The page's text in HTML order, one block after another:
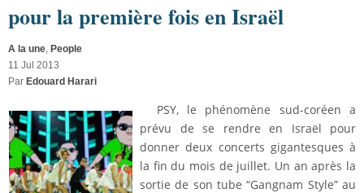
pour la première fois en Israël
A la une, People
11 Jul 2013
Par Edouard Harari
PSY, le phénomène sud-coréen a
prévu de se rendre en Israël pour
donner deux concerts gigantesques à
la fin du mois de juillet. Un an après la
sortie de son tube “Gangnam Style” au